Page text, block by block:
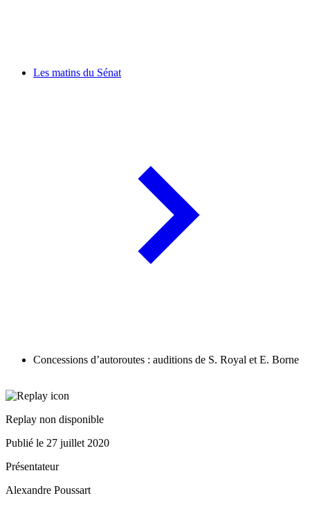
Les matins du Sénat
Concessions d’autoroutes : auditions de S. Royal et E. Borne
Replay non disponible
Publié le 27 juillet 2020
Présentateur
Alexandre Poussart